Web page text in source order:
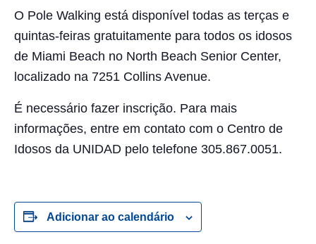
O Pole Walking está disponível todas as terças e
quintas-feiras gratuitamente para todos os idosos
de Miami Beach no North Beach Senior Center,
localizado na 7251 Collins Avenue.
É necessário fazer inscrição. Para mais
informações, entre em contato com o Centro de
Idosos da UNIDAD pelo telefone 305.867.0051.
Adicionar ao calendário